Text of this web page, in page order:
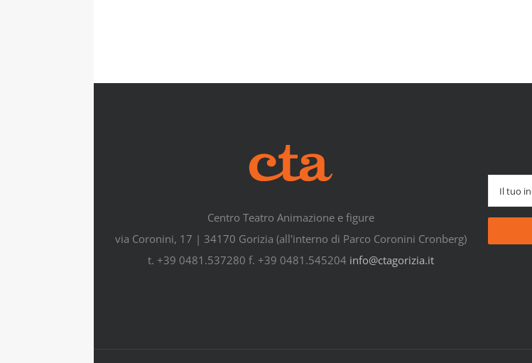
Centro Teatro Animazione e figure
via Coronini, 17 | 34170 Gorizia (all'interno di Parco Coronini Cronberg)
t. +39 0481.537280 f. +39 0481.545204 info@ctagorizia.it